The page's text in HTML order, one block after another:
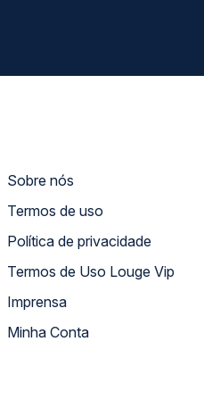
Sobre nós
Termos de uso
Política de privacidade
Termos de Uso Louge Vip
Imprensa
Minha Conta